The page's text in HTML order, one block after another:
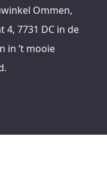
Ommen,
4, 7731 DC in de
in ’t mooie